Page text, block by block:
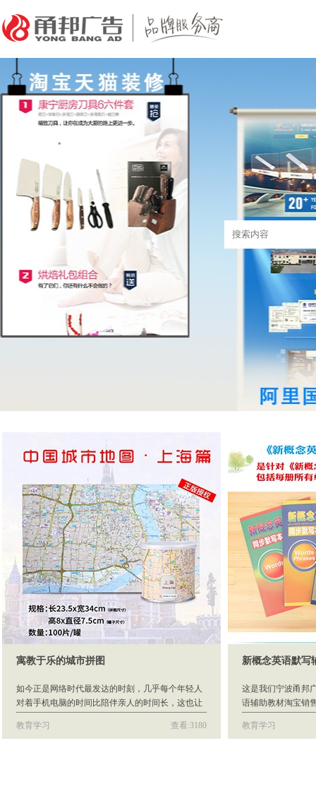
寓教于乐的城市拼图
如今正是网络时代最发达的时刻，几乎每个年轻人
对着手机电脑的时间比陪伴亲人的时间长，这也让
子。 而我们公司这次做的是拼图的详情页，拼图既
教育学习 查看:3180
新概念英语默写
这是我们宁波甬邦
语辅助教材淘宝销
淘宝页面设计处理
教育学习